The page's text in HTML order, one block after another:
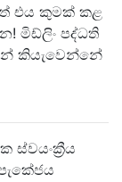
එය කුමක් කළ
මිඩ්ලිං පද්ධති
කියැවෙන්නේ
ස්වයංක්‍රීය